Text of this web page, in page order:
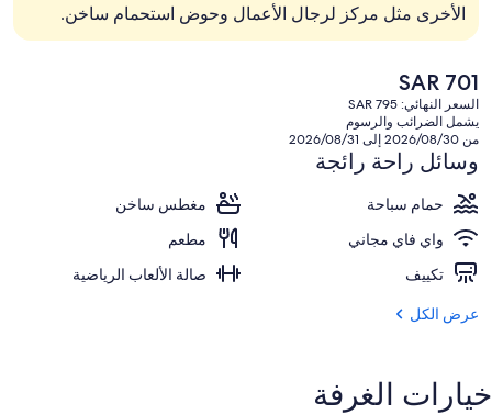
الأخرى مثل مركز لرجال الأعمال وحوض استحمام ساخن.
السعر
الحالي
هو
SAR
701
SAR 701
السعر النهائي: SAR 795
يشمل الضرائب والرسوم
من 2026/08/30 إلى 2026/08/31
وسائل راحة رائجة
حمام سباحة
مغطس ساخن
واي فاي مجاني
مطعم
تكييف
صالة الألعاب الرياضية
عرض الكل
خيارات الغرفة